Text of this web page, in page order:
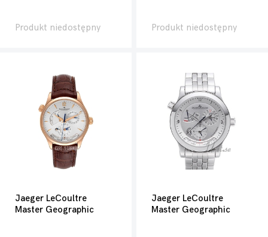
Produkt niedostępny Produkt niedostępny
Jaeger LeCoultre
Master Geographic
Jaeger LeCoultre
Master Geographic